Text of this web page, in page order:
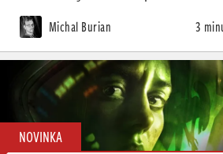
Michal Burian 3
NOVINKA